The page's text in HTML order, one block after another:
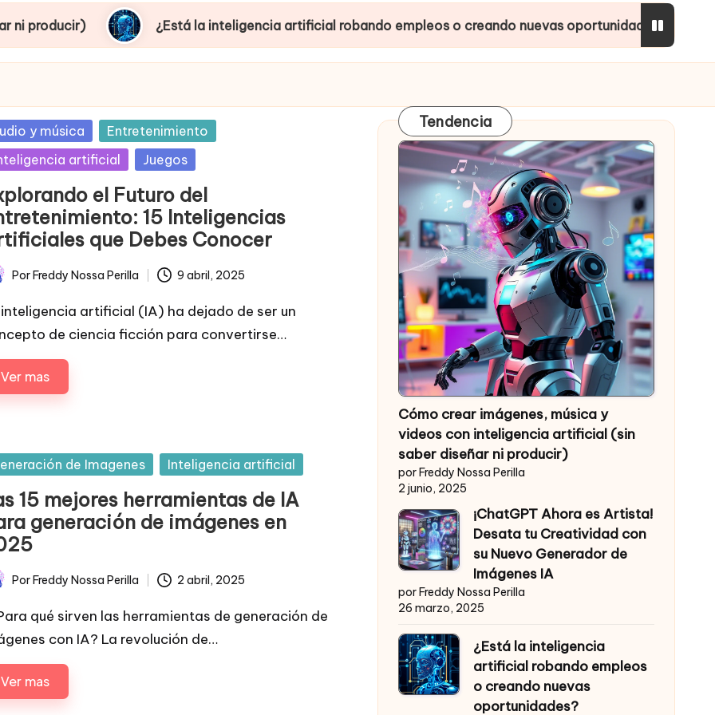
¿Está la inteligencia artificial robando empleos o creando nuevas oportunidades? Inteligencias
y música
Entretenimiento
artificial
Juegos
el Futuro del
15 Inteligencias
que Debes Conocer
PorFreddy Nossa Perilla 9 abril, 2025
artificial (IA) ha dejado de ser un
de ciencia ficción para convertirse…
Ver mas
de Imagenes Inteligencia artificial
15 mejores herramientas de IA
generación de imágenes en
PorFreddy Nossa Perilla 2 abril, 2025
qué sirven las herramientas de generación de
con IA? La revolución de…
Ver mas
Tendencia
Cómo crear imágenes, música y
videos con inteligencia artificial (sin
saber diseñar ni producir)
por Freddy Nossa Perilla
2 junio, 2025
¡ChatGPT Ahora es Artista!
Desata tu Creatividad con
su Nuevo Generador de
Imágenes IA
por Freddy Nossa Perilla
26 marzo, 2025
¿Está la inteligencia
artificial robando empleos
o creando nuevas
oportunidades?